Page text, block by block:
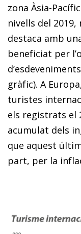
zona Àsia-
nivells del
destaca amb
beneficiat per
gràfic). A
turistes
els registrats el
acumulat dels
que aquest
part, per la